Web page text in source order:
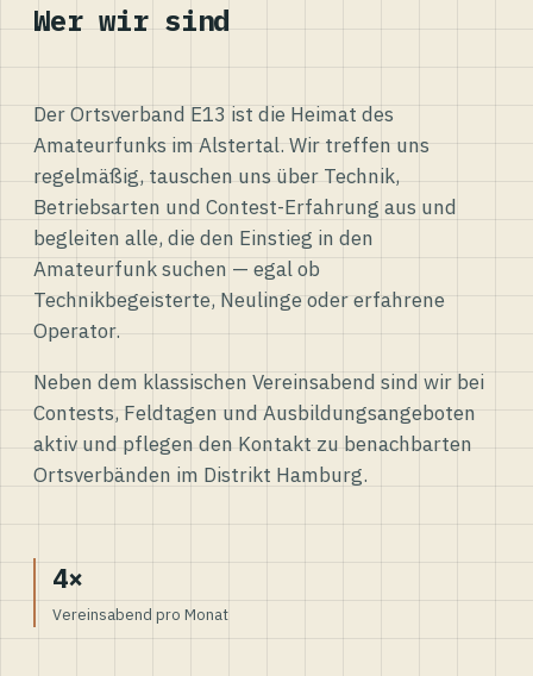
Wer wir sind
Der Ortsverband E13 ist die Heimat des
Amateurfunks im Alstertal. Wir treffen uns
regelmäßig, tauschen uns über Technik,
Betriebsarten und Contest-Erfahrung aus und
begleiten alle, die den Einstieg in den
Amateurfunk suchen — egal ob
Technikbegeisterte, Neulinge oder erfahrene
Operator.
Neben dem klassischen Vereinsabend sind wir bei
Contests, Feldtagen und Ausbildungsangeboten
aktiv und pflegen den Kontakt zu benachbarten
Ortsverbänden im Distrikt Hamburg.
4×
Vereinsabend pro Monat